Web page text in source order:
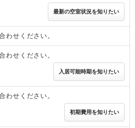
最新の空室状況を知りたい
わせください。
わせください。
入居可能時期を知りたい
わせください。
初期費用を知りたい